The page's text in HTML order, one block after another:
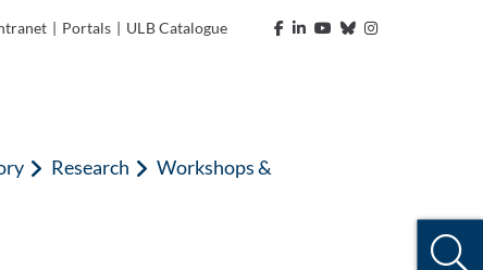
| Portals | ULB Catalogue
Research
Workshops &